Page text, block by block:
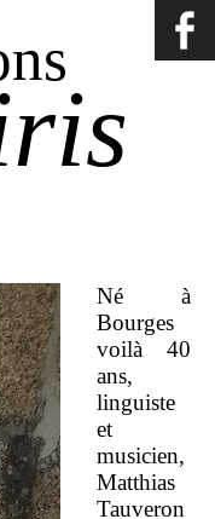
Né à
Bourges
voilà 40
ans,
linguiste
et
musicien,
Matthias
Tauveron